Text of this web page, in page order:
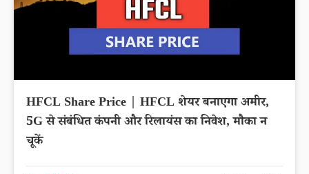
HFCL Share Price | HFCL शेयर बनाएगा अमीर,
5G से संबंधित कंपनी और रिलायंस का निवेश, मौका न
चूकें